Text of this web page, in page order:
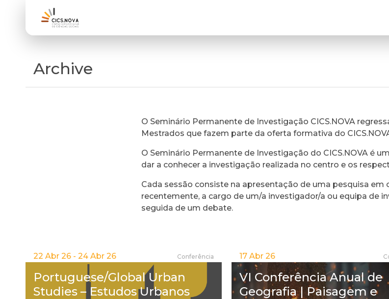
Archive
O Seminário Permanente de Investigação CICS.NOVA
Mestrados que fazem parte da oferta formativa do
O Seminário Permanente de Investigação do CICS.NOVA é
dar a conhecer a investigação realizada no centro e os
Cada sessão consiste na apresentação de uma pesquisa em
recentemente, a cargo de um/a investigador/a ou equipa de
seguida de um debate.
22 Abr 26 - 24 Abr 26 Conferência
Portuguese/Global Urban
Studies – Estudos Urbanos
17 Abr 26
VI Conferência Anual de
Geografia | Paisagem e